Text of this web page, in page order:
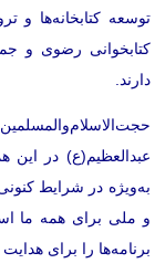
توسعه کتابخانه‌ها و
کتابخوانی رضوی و
دارند.
عبدالعظیم(ع) در
به‌ویژه در شرایط
و ملی برای همه ما
برنامه‌ها را برای